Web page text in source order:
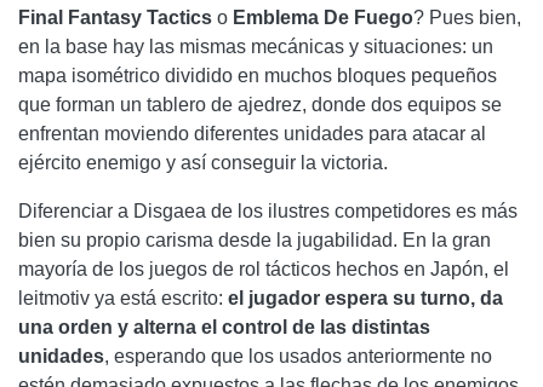
Final Fantasy Tactics o Emblema De Fuego? Pues bien,
en la base hay las mismas mecánicas y situaciones: un
mapa isométrico dividido en muchos bloques pequeños
que forman un tablero de ajedrez, donde dos equipos se
enfrentan moviendo diferentes unidades para atacar al
ejército enemigo y así conseguir la victoria.
Diferenciar a Disgaea de los ilustres competidores es más
bien su propio carisma desde la jugabilidad. En la gran
mayoría de los juegos de rol tácticos hechos en Japón, el
leitmotiv ya está escrito: el jugador espera su turno, da
una orden y alterna el control de las distintas
unidades, esperando que los usados ​​anteriormente no